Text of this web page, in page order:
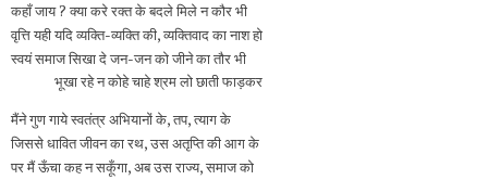
कहाँ जाय ? क्‍या करे रक्त के बदले मिले न कौर भी
वृत्ति यही यदि व्यक्ति-व्यक्ति की, व्यक्तिवाद का नाश हो
स्वयं समाज सिखा दे जन-जन को जीने का तौर भी
भूखा रहे न कोहे चाहे श्रम लो छाती फाड़कर
मैंने गुण गाये स्वतंत्र अभियानों के, तप, त्याग के
जिससे धावित जीवन का रथ, उस अतृप्ति की आग के
पर मैं ऊँचा कह न सकूँगा, अब उस राज्य, समाज को